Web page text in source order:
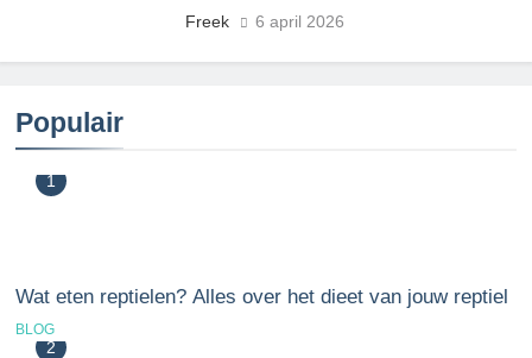
Freek 6 april 2026
Populair
1
Wat eten reptielen? Alles over het dieet van jouw reptiel
BLOG
2